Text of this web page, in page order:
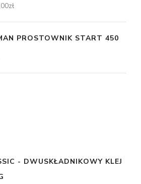
zł
PROSTOWNIK START 450
- DWUSKŁADNIKOWY KLEJ